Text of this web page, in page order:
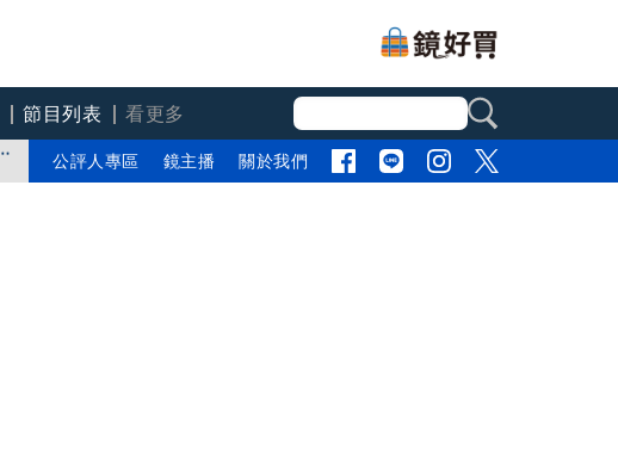
節目列表
看更多
公評人專區 鏡主播 關於我們